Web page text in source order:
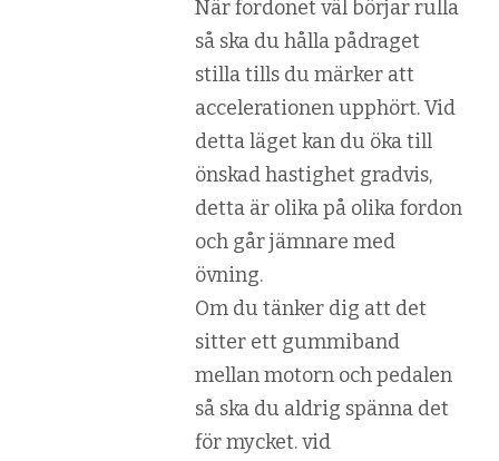
När fordonet väl börjar rulla
så ska du hålla pådraget
stilla tills du märker att
accelerationen upphört. Vid
detta läget kan du öka till
önskad hastighet gradvis,
detta är olika på olika fordon
och går jämnare med
övning.
Om du tänker dig att det
sitter ett gummiband
mellan motorn och pedalen
så ska du aldrig spänna det
för mycket. vid